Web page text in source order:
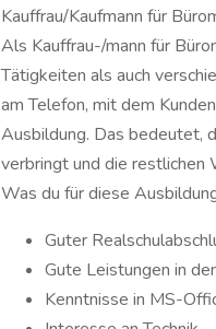
Kauffrau/Kaufmann für
Als Kauffrau-/mann für
Tätigkeiten als auch
am Telefon, mit dem
Ausbildung. Das bedeutet,
verbringt und die restlichen
Was du für diese
Guter
Gute Leistungen in
Kenntnisse in MS-